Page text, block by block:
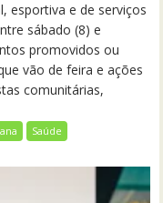
esportiva e de serviços
sábado (8) e
promovidos ou
vão de feira e ações
comunitárias,
Saúde